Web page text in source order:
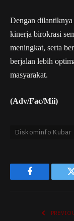
Dengan
kinerja birokrasi
meningkat, serta
berjalan lebih
masyarakat.
(Adv/Fac/Mii)
Diskominfo Kubar
Facebook